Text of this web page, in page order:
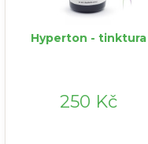
Hyperton - tinktura
250 Kč